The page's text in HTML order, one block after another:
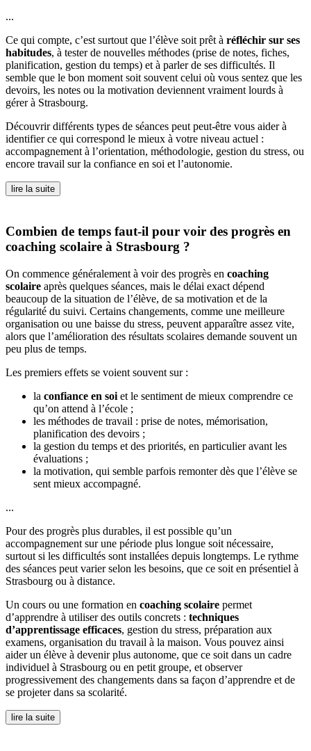
...
Ce qui compte, c’est surtout que l’élève soit prêt à réfléchir sur ses
habitudes, à tester de nouvelles méthodes (prise de notes, fiches,
planification, gestion du temps) et à parler de ses difficultés. Il
semble que le bon moment soit souvent celui où vous sentez que les
devoirs, les notes ou la motivation deviennent vraiment lourds à
gérer à Strasbourg.
Découvrir différents types de séances peut peut-être vous aider à
identifier ce qui correspond le mieux à votre niveau actuel :
accompagnement à l’orientation, méthodologie, gestion du stress, ou
encore travail sur la confiance en soi et l’autonomie.
lire la suite
Combien de temps faut-il pour voir des progrès en
coaching scolaire à Strasbourg ?
On commence généralement à voir des progrès en coaching
scolaire après quelques séances, mais le délai exact dépend
beaucoup de la situation de l’élève, de sa motivation et de la
régularité du suivi. Certains changements, comme une meilleure
organisation ou une baisse du stress, peuvent apparaître assez vite,
alors que l’amélioration des résultats scolaires demande souvent un
peu plus de temps.
Les premiers effets se voient souvent sur :
la confiance en soi et le sentiment de mieux comprendre ce
qu’on attend à l’école ;
les méthodes de travail : prise de notes, mémorisation,
planification des devoirs ;
la gestion du temps et des priorités, en particulier avant les
évaluations ;
la motivation, qui semble parfois remonter dès que l’élève se
sent mieux accompagné.
...
Pour des progrès plus durables, il est possible qu’un
accompagnement sur une période plus longue soit nécessaire,
surtout si les difficultés sont installées depuis longtemps. Le rythme
des séances peut varier selon les besoins, que ce soit en présentiel à
Strasbourg ou à distance.
Un cours ou une formation en coaching scolaire permet
d’apprendre à utiliser des outils concrets : techniques
d’apprentissage efficaces, gestion du stress, préparation aux
examens, organisation du travail à la maison. Vous pouvez ainsi
aider un élève à devenir plus autonome, que ce soit dans un cadre
individuel à Strasbourg ou en petit groupe, et observer
progressivement des changements dans sa façon d’apprendre et de
se projeter dans sa scolarité.
lire la suite